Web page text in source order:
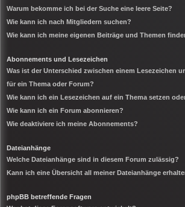
Warum bekomme ich bei der Suche eine leere Seite?
Wie kann ich nach Mitgliedern suchen?
Wie kann ich meine eigenen Beiträge und Themen
Abonnements und Lesezeichen
Was ist der Unterschied zwischen einem Lesezeichen
für ein Thema oder Forum?
Wie kann ich ein Lesezeichen auf ein Thema setzen
Wie kann ich ein Forum abonnieren?
Wie deaktiviere ich meine Abonnements?
Dateianhänge
Welche Dateianhänge sind in diesem Forum zulässig?
Kann ich eine Übersicht all meiner Dateianhänge
phpBB betreffende Fragen